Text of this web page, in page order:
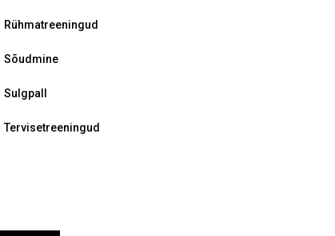
Rühmatreeningud
Sõudmine
Sulgpall
Tervisetreeningud